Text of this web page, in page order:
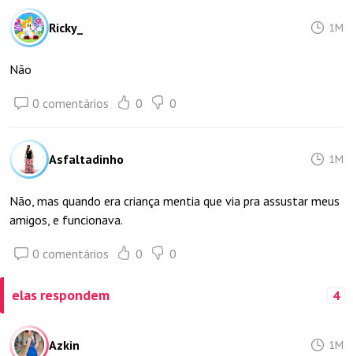
Ricky_ 1M
Não
0 comentários 0 0
Asfaltadinho 1M
Não, mas quando era criança mentia que via pra assustar meus
amigos, e funcionava.
0 comentários 0 0
elas respondem 4
Azkin 1M